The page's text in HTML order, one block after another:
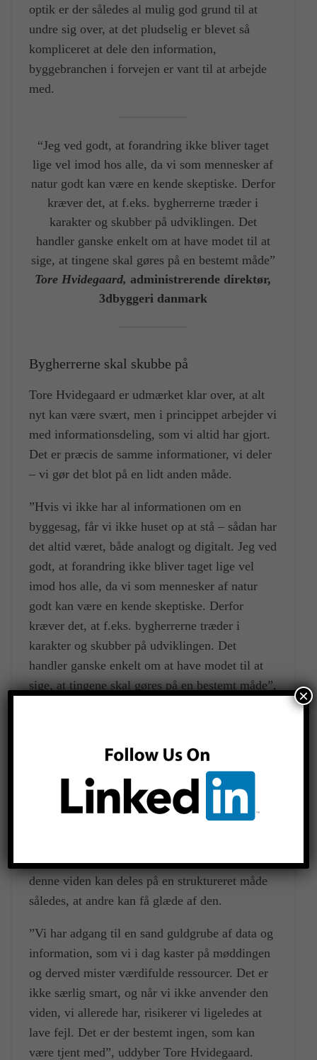
optik er der således al mulig god grund til at
undre sig over, at det pludselig er blevet så
kompliceret at dele den information,
byggebranchen i forvejen er vant til at arbejde
med.
“Jeg ved godt, at forandring ikke bliver taget
lige vel imod hos alle, da vi som mennesker af
natur godt kan være en kende skeptiske. Derfor
kræver det, at f.eks. bygherrerne træder i
karakter og skubber på udviklingen. Det
handler ganske enkelt om at have modet til at
sige, at tingene skal gøres på en bestemt måde”
Tore Hvidegaard, administrerende direktør,
3dbyggeri danmark
Bygherrerne skal skubbe på
Tore Hvidegaard er udmærket klar over, at alt
nyt kan være svært, men i princippet arbejder vi
med informationsdeling, som vi altid har gjort.
Det er præcis de samme informationer, vi deler
– vi gør det blot på en lidt anden måde.
”Hvis vi ikke har al informationen om en
byggesag, får vi ikke huset op at stå – sådan har
det altid været, både analogt og digitalt. Jeg ved
godt, at forandring ikke bliver taget lige vel
imod hos alle, da vi som mennesker af natur
godt kan være en kende skeptiske. Derfor
kræver det, at f.eks. bygherrerne træder i
karakter og skubber på udviklingen. Det
handler ganske enkelt om at have modet til at
sige, at tingene skal gøres på en bestemt måde”,
Kræver struktureret tilgang
Fordelene ved det digitale workflow er nemlig
mange. Blandt andet fordi vi allerede har mere
viden end vi tror tilgængelig om de projekter, vi
brugt. Det eneste, som kræves, er sådan set, at
denne viden kan deles på en struktureret måde
således, at andre kan få glæde af den.
”Vi har adgang til en sand guldgrube af data og
information, som vi i dag kaster på møddingen
og derved mister værdifulde ressourcer. Det er
ikke særlig smart, og når vi ikke anvender den
viden, vi allerede har, risikerer vi ligeledes at
lave fejl. Det er der bestemt ingen, som kan
være tjent med”, uddyber Tore Hvidegaard.
×